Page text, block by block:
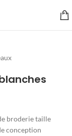
broderie taille
conception